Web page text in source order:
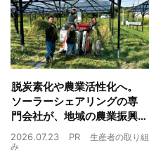
脱炭素化や農業活性化へ。
ソーラーシェアリングの専
門会社が、地域の農業振興
や経済循環をワンストップ
でサポート
2026.07.23 PR
生産者の取り組
み